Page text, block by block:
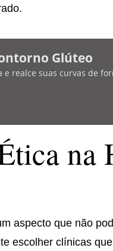
Glúteo
realce suas curvas de
na
aspecto que não
escolher clínicas